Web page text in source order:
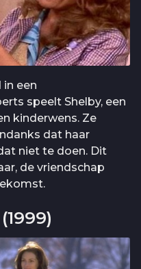
in een
speelt Shelby, een
kinderwens. Ze
dat haar
niet te doen. Dit
de vriendschap